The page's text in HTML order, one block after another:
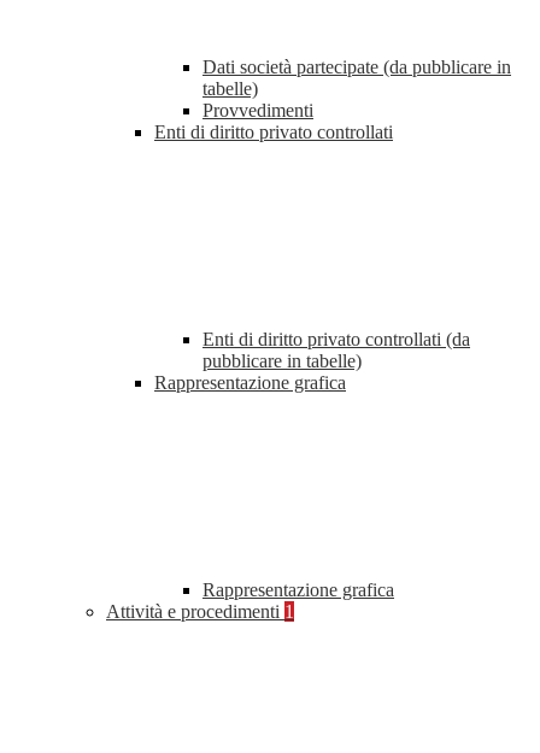
Dati società partecipate (da pubblicare in
tabelle)
Provvedimenti
Enti di diritto privato controllati
Enti di diritto privato controllati (da
pubblicare in tabelle)
Rappresentazione grafica
Rappresentazione grafica
Attività e procedimenti 1